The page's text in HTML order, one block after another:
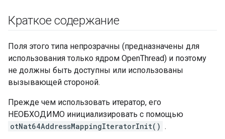
Краткое содержание
Поля этого типа непрозрачны (предназначены для
использования только ядром OpenThread) и поэтому
не должны быть доступны или использованы
вызывающей стороной.
Прежде чем использовать итератор, его
НЕОБХОДИМО инициализировать с помощью
otNat64AddressMappingIteratorInit() .